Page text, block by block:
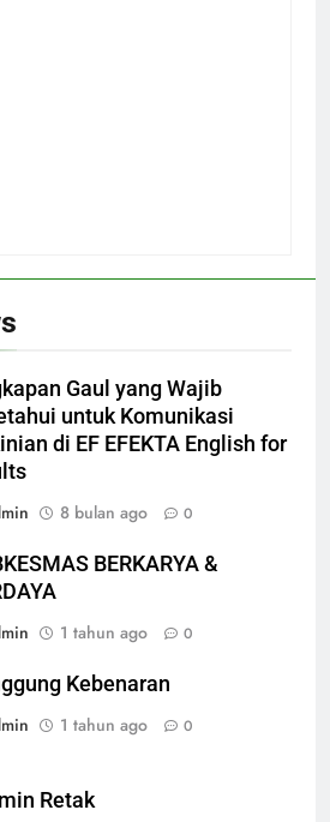
Gaul yang Wajib
untuk Komunikasi
di EF EFEKTA English for
8 bulan ago 0
BERKARYA &
1 tahun ago 0
Kebenaran
1 tahun ago 0
Retak